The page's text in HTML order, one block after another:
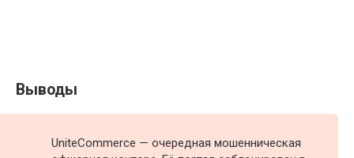
Выводы
UniteCommerce — очередная мошенническая